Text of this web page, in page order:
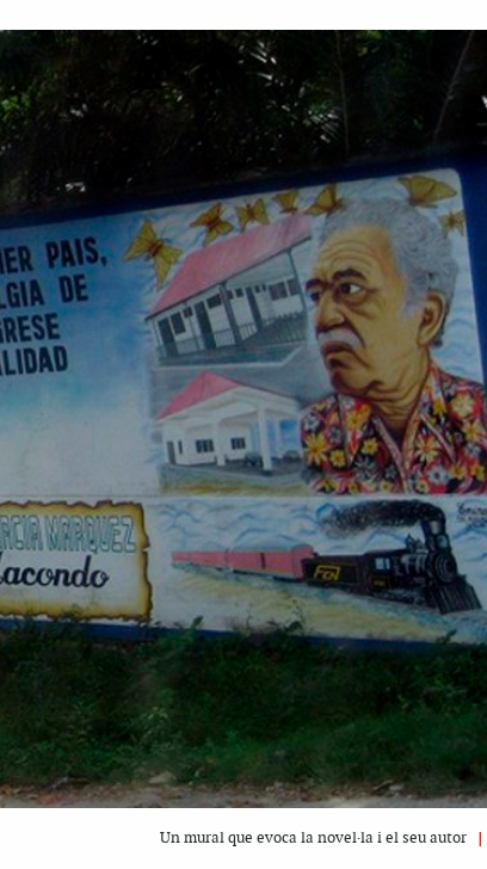
Un mural que evoca la novel·la i el seu autor |